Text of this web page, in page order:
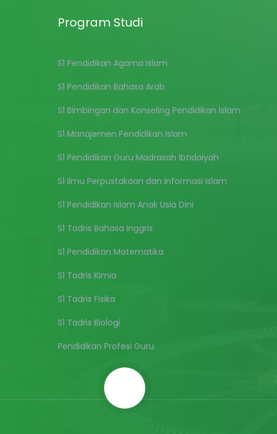
Program Studi
S1 Pendidikan Agama Islam
S1 Pendidikan Bahasa Arab
S1 Bimbingan dan Konseling Pendidikan Islam
S1 Manajemen Pendidikan Islam
S1 Pendidikan Guru Madrasah Ibtidaiyah
S1 Ilmu Perpustakaan dan Informasi Islam
S1 Pendidikan Islam Anak Usia Dini
S1 Tadris Bahasa Inggris
S1 Pendidikan Matematika
S1 Tadris Kimia
S1 Tadris Fisika
S1 Tadris Biologi
Pendidikan Profesi Guru